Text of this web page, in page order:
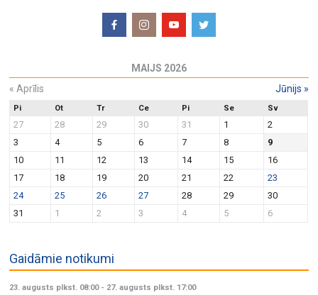
s
N
a
v
g
a
t
n
t
i
o
n
MAIJS 2026
« Aprīlis Jūnijs »
Pi Ot Tr Ce Pi Se Sv
27 28 29 30 31 1
2
3
4 5 6 7 8
9
10
11 12 13 14 15
16
17
18 19 20 21 22
23
24
25 26 27 28 29
30
31
1 2 3 4 5 6
Gaidāmie notikumi
23. augusts plkst. 08:00- 27. augusts plkst. 17:00